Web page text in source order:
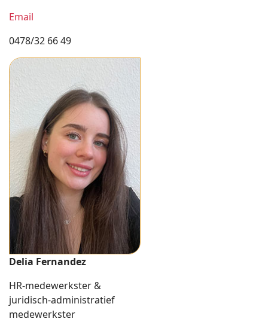
Email
0478/32 66 49
Delia Fernandez
HR-medewerkster &
juridisch-administratief
medewerkster